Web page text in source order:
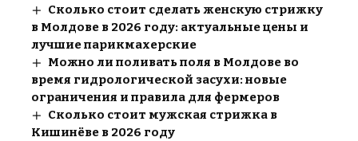
Сколько стоит сделать женскую стрижку
в Молдове в 2026 году: актуальные цены и
лучшие парикмахерские
Можно ли поливать поля в Молдове во
время гидрологической засухи: новые
ограничения и правила для фермеров
Сколько стоит мужская стрижка в
Кишинёве в 2026 году